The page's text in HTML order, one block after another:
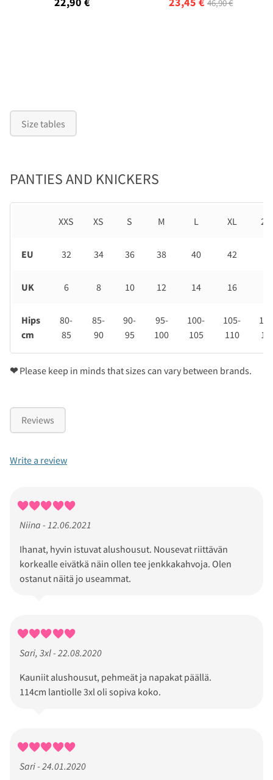
22,90 € 23,45 € 46,90 €
Size tables
PANTIES AND KNICKERS
XXS XS S M L XL
EU 32 34 36 38 40 42
UK 6 8 10 12 14 16
Hips
cm
80-
85
85-
90
90-
95
95-
100
100-
105
105-
110
❤Please keep in minds that sizes can vary between brands.
Reviews
Write a review
Niina - 12.06.2021
Ihanat, hyvin istuvat alushousut. Nousevat riittävän
korkealle eivätkä näin ollen tee jenkkakahvoja. Olen
ostanut näitä jo useammat.
Sari, 3xl - 22.08.2020
Kauniit alushousut, pehmeät ja napakat päällä.
114cm lantiolle 3xl oli sopiva koko.
Sari - 24.01.2020